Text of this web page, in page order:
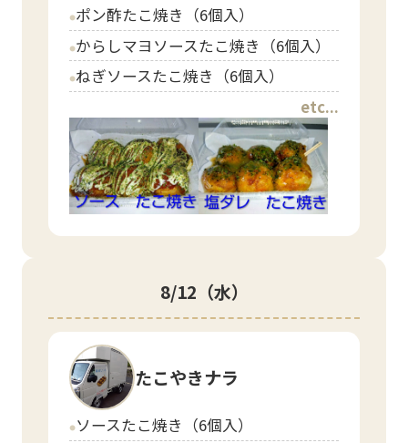
circleポン酢たこ焼き（6個入）
circleからしマヨソースたこ焼き（6個入）
circleねぎソースたこ焼き（6個入）
etc...
8/12 （水）
たこやきナラ
circle ソースたこ焼き（6個入）